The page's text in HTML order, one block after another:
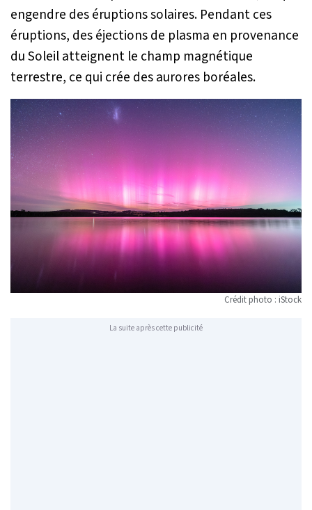
engendre des éruptions solaires. Pendant ces
éruptions, des éjections de plasma en provenance
du Soleil atteignent le champ magnétique
terrestre, ce qui crée des aurores boréales.
Crédit photo : iStock
La suite après cette publicité